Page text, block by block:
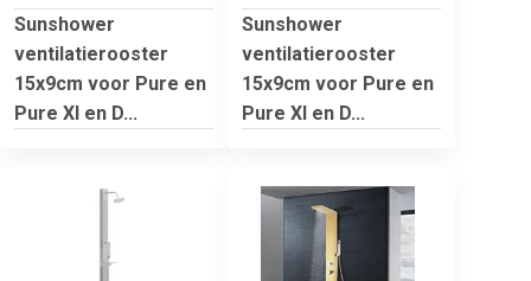
Sunshower
ventilatierooster
15x9cm voor Pure en
Pure Xl en D...
Sunshower
ventilatierooster
15x9cm voor Pure en
Pure Xl en D...